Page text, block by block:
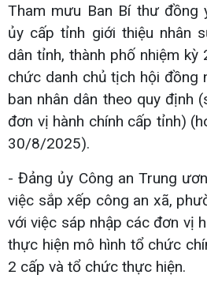
Tham mưu Ban Bí thư đồng
ủy cấp tỉnh giới thiệu nhân
dân tỉnh, thành phố nhiệm
chức danh chủ tịch hội đồng
ban nhân dân theo quy định
đơn vị hành chính cấp tỉnh)
30/8/2025).
- Đảng ủy Công an Trung
việc sắp xếp công an xã,
với việc sáp nhập các đơn vị
thực hiện mô hình tổ chức
2 cấp và tổ chức thực hiện.